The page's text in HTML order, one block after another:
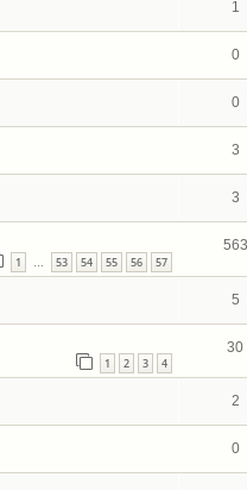
1
0
0
3
3
1 … 53 54 55 56 57
563
5
1 2 3 4
30
2
0